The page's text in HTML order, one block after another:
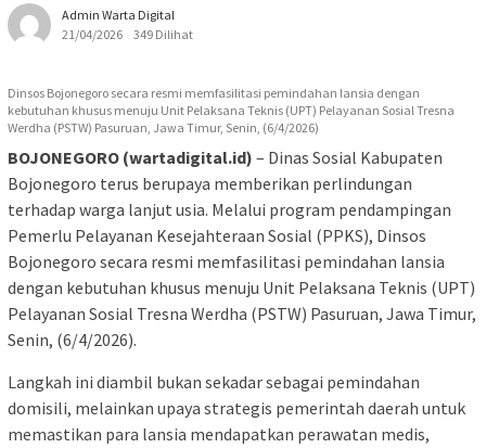
Admin Warta Digital
21/04/2026
349 Dilihat
Dinsos Bojonegoro secara resmi memfasilitasi pemindahan lansia dengan
kebutuhan khusus menuju Unit Pelaksana Teknis (UPT) Pelayanan Sosial Tresna
Werdha (PSTW) Pasuruan, Jawa Timur, Senin, (6/4/2026)
BOJONEGORO (wartadigital.id) – Dinas Sosial Kabupaten
Bojonegoro terus berupaya memberikan perlindungan
terhadap warga lanjut usia. Melalui program pendampingan
Pemerlu Pelayanan Kesejahteraan Sosial (PPKS), Dinsos
Bojonegoro secara resmi memfasilitasi pemindahan lansia
dengan kebutuhan khusus menuju Unit Pelaksana Teknis (UPT)
Pelayanan Sosial Tresna Werdha (PSTW) Pasuruan, Jawa Timur,
Senin, (6/4/2026).
Langkah ini diambil bukan sekadar sebagai pemindahan
domisili, melainkan upaya strategis pemerintah daerah untuk
memastikan para lansia mendapatkan perawatan medis,